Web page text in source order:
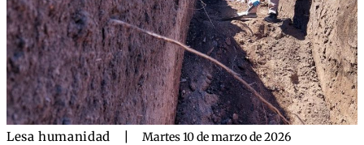
Lesa humanidad Martes 10 de marzo de 2026